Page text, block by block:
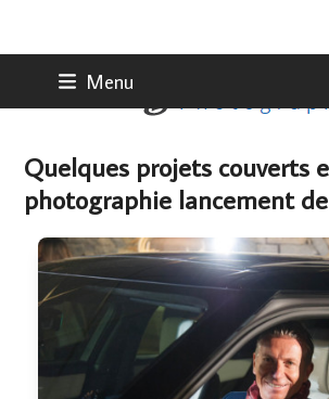
Menu
Quelques projets couverts
photographie lancement